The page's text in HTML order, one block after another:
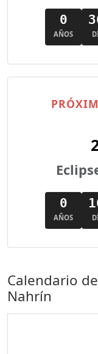
0
AÑOS
0
AÑOS
Calendario
Nahrín